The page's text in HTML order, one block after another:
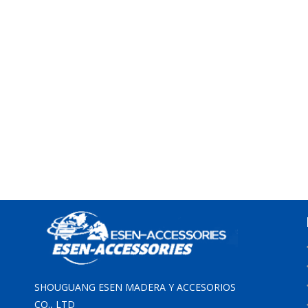
SHOUGUANG ESEN MADERA Y ACCESORIOS
CO., LTD